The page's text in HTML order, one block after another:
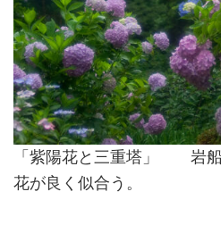
「紫陽花と三重塔」 岩船
花が良く似合う。